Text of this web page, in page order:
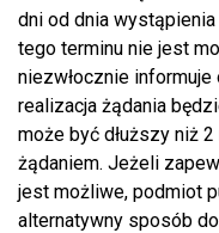
dni od dnia
tego terminu nie jest
niezwłocznie
realizacja żądania
może być dłuższy niż
żądaniem. Jeżeli
jest możliwe, podmiot
alternatywny sposób